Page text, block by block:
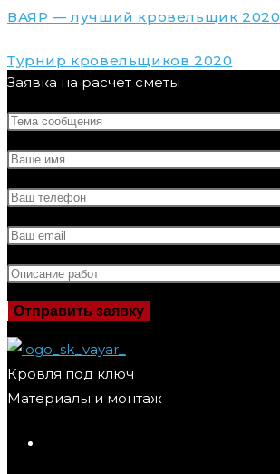
ВАЯР — лучший кровельщик 2020
Турнир кровельщиков 2020
Заявка на расчет сметы
Кровля под ключ
Материалы и монтаж